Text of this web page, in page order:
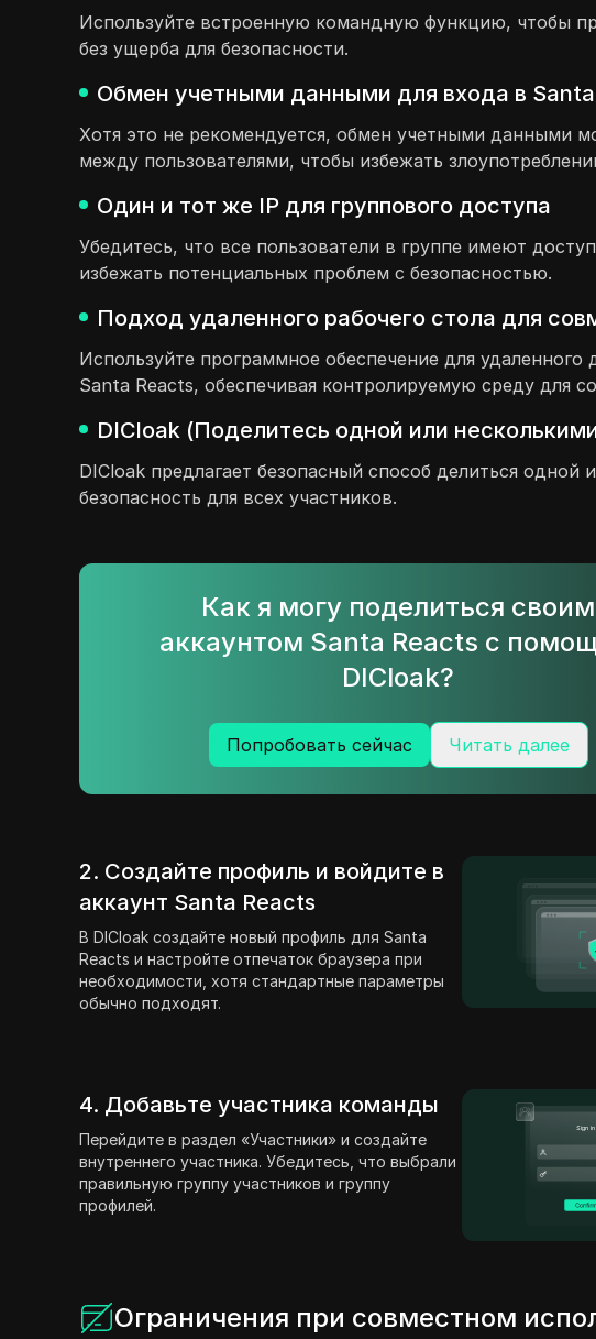
Используйте встроенную командную функцию, чтобы
без ущерба для безопасности.
Обмен учетными данными для входа в
Хотя это не рекомендуется, обмен учетными данными
между пользователями, чтобы избежать
Один и тот же IP для группового доступа
Убедитесь, что все пользователи в группе имеют
избежать потенциальных проблем с безопасностью.
Подход удаленного рабочего стола для
Используйте программное обеспечение для
Santa Reacts, обеспечивая контролируемую среду для
DICloak (Поделитесь одной или
DICloak предлагает безопасный способ делиться
безопасность для всех участников.
Как я могу поделиться своим
аккаунтом Santa Reacts с
DICloak?
Попробовать сейчас Читать далее
2. Создайте профиль и войдите в
аккаунт Santa Reacts
В DICloak создайте новый профиль для Santa
Reacts и настройте отпечаток браузера при
необходимости, хотя стандартные параметры
обычно подходят.
4. Добавьте участника команды
Перейдите в раздел «Участники» и создайте
внутреннего участника. Убедитесь, что выбрали
правильную группу участников и группу
профилей.
Ограничения при совместном